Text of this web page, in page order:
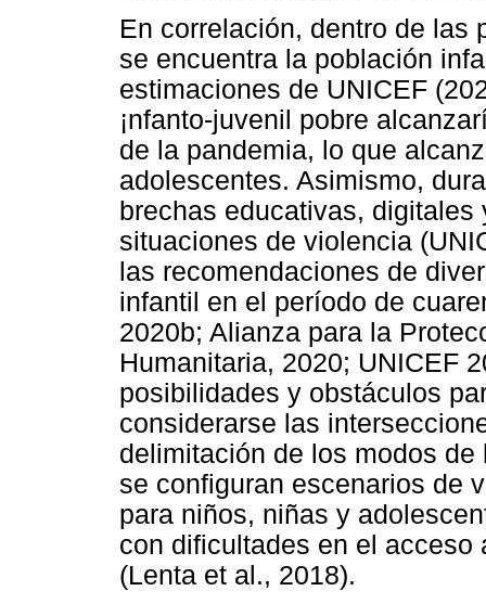
En correlación, dentro de las
se encuentra la población
estimaciones de UNICEF
¡nfanto-juvenil pobre
de la pandemia, lo que
adolescentes. Asimismo,
brechas educativas,
situaciones de violencia
las recomendaciones de
infantil en el período de
2020b; Alianza para la
Humanitaria, 2020; UNICEF
posibilidades y obstáculos
considerarse las
delimitación de los modos
se configuran escenarios de
para niños, niñas y
con dificultades en el acceso
(Lenta et al., 2018).